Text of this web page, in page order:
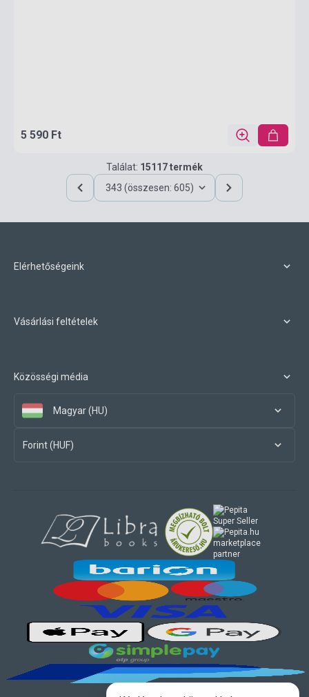
5 590 Ft
Találat: 15117 termék
343 (összesen: 605)
Elérhetőségeink
Vásárlási feltételek
Közösségi média
Magyar (HU)
Forint (HUF)
marketplace
partner